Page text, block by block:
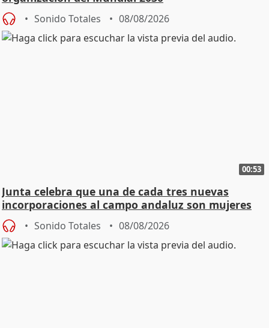
Sonido Totales 08/08/2026
00:53
Junta celebra que una de cada tres nuevas
incorporaciones al campo andaluz son mujeres
jóvenes
Sonido Totales 08/08/2026